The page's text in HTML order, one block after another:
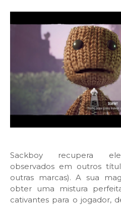
Sackboy recupera
observados em outros
outras marcas). A sua
obter uma mistura
cativantes para o jogador,